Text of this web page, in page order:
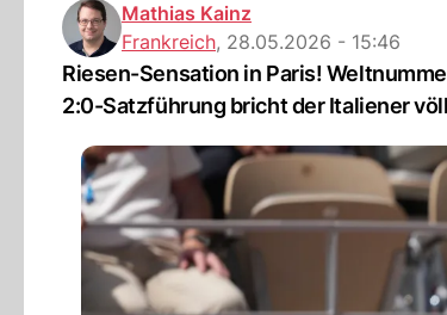
Mathias Kainz
Frankreich, 28.05.2026 - 15:46
Riesen-Sensation in Paris!
2:0-Satzführung bricht der Italiener